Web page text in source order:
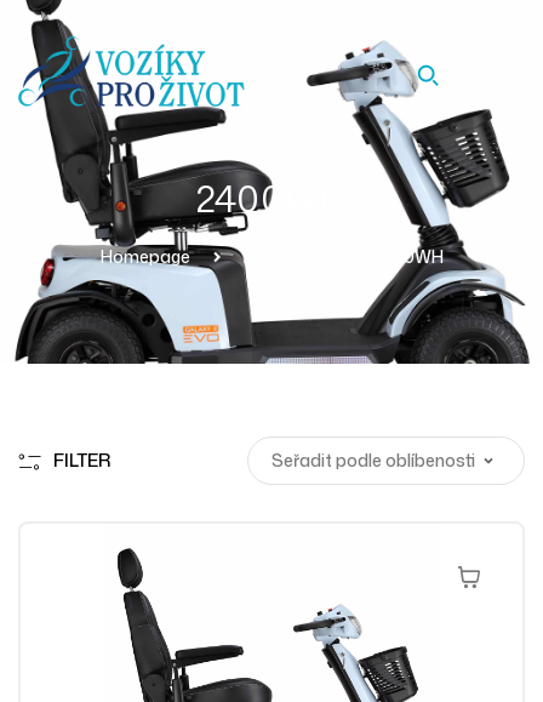
2400WH
Homepage Produkty 2400WH
FILTER
Výběr